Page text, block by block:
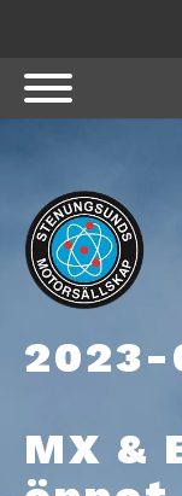
2023-
MX &